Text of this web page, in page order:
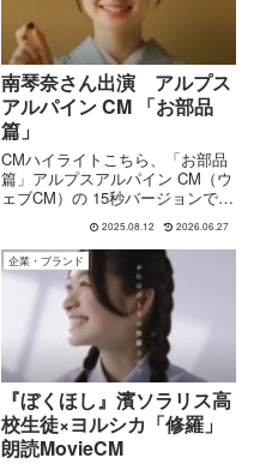
南琴奈さん出演 アルプス
アルパイン CM 「お部品
篇」
CMハイライトこちら、「お部品
篇」アルプスアルパイン CM（ウ
ェブCM）の 15秒バージョンで
す。南琴奈さんが出演され、「結
構なお部品で…」という印象的な
セリフが含まれています：CMの
背景とコンセプト公開時期本CM
は2024年4月から、We...
2025.08.12 2026.06.27
企業・ブランド
『ぼくほし』濱ソラリス高
校生徒×ヨルシカ「修羅」
朗読MovieCM